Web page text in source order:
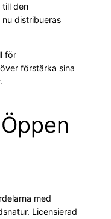
till den
distribueras
för
förstärka sina
med
Licensierad